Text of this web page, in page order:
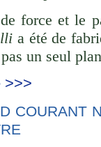
force et le
a été de
un seul
>>>
COURANT